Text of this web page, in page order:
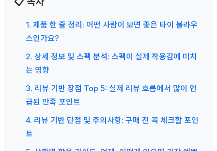
1. 제품 한 줄 정리: 어떤 사람이 보면 좋은 타이 블라우
스인가요?
2. 상세 정보 및 스펙 분석: 스펙이 실제 착용감에 미치
는 영향
3. 리뷰 기반 장점 Top 5: 실제 리뷰 흐름에서 많이 언
급된 만족 포인트
4. 리뷰 기반 단점 및 주의사항: 구매 전 꼭 체크할 포인
트